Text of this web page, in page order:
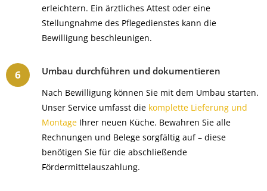
erleichtern. Ein ärztliches Attest oder eine
Stellungnahme des Pflegedienstes kann die
Bewilligung beschleunigen.
Umbau durchführen und dokumentieren
Nach Bewilligung können Sie mit dem Umbau starten.
Unser Service umfasst die komplette Lieferung und
Montage Ihrer neuen Küche. Bewahren Sie alle
Rechnungen und Belege sorgfältig auf – diese
benötigen Sie für die abschließende
Fördermittelauszahlung.